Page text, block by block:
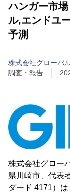
ハンガー市
ル,エンドユ
予測
株式会社グローバ
調査・報告
株式会社グロー
県川崎市、代表
ダード 4171）